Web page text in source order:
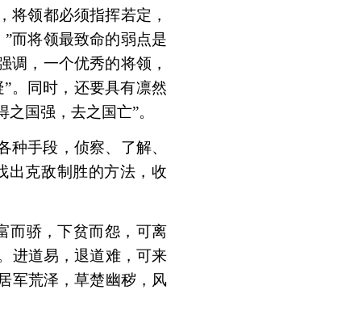
将领都必须指挥若定，
而将领最致命的弱点是
调，一个优秀的将领，
。同时，还要具有凛然
国强，去之国亡”。
手段，侦察、了解、
出克敌制胜的方法，收
而骄，下贫而怨，可离
进道易，退道难，可来
军荒泽，草楚幽秽，风